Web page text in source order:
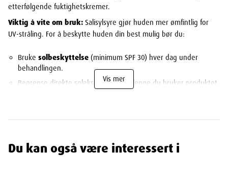
etterfølgende fuktighetskremer.
Viktig å vite om bruk: Salisylsyre gjør huden mer ømfintlig for
UV-stråling. For å beskytte huden din best mulig bør du:
Brukesolbeskyttelse (minimum SPF 30) hver dag under
behandlingen.
Begrense direkte soleksponering så lenge du bruker produktet,
av uren hud.
Vis mer
Du kan også være interessert i